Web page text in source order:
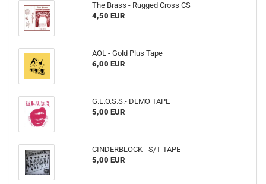
The Brass - Rugged Cross CS
4,50 EUR
AOL - Gold Plus Tape
6,00 EUR
G.L.O.S.S.- DEMO TAPE
5,00 EUR
CINDERBLOCK - S/T TAPE
5,00 EUR